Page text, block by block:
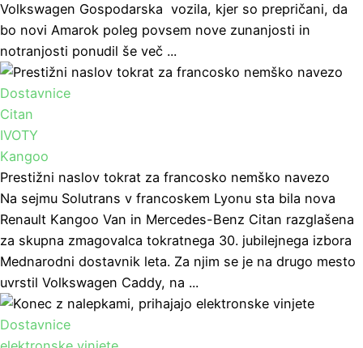
Volkswagen Gospodarska vozila, kjer so prepričani, da
bo novi Amarok poleg povsem nove zunanjosti in
notranjosti ponudil še več ...
Dostavnice
Citan
IVOTY
Kangoo
Prestižni naslov tokrat za francosko nemško navezo
Na sejmu Solutrans v francoskem Lyonu sta bila nova
Renault Kangoo Van in Mercedes-Benz Citan razglašena
za skupna zmagovalca tokratnega 30. jubilejnega izbora
Mednarodni dostavnik leta. Za njim se je na drugo mesto
uvrstil Volkswagen Caddy, na ...
Dostavnice